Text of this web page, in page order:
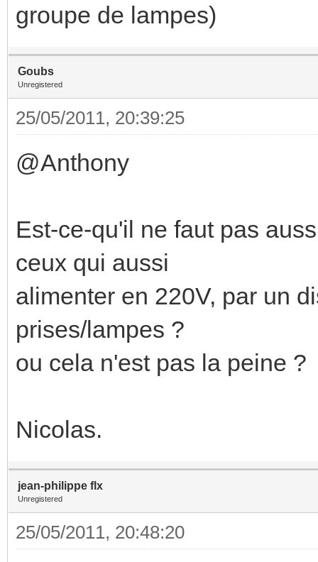
groupe de lampes)
Goubs
Unregistered
25/05/2011, 20:39:25
@Anthony
Est-ce-qu'il ne faut pas
ceux qui aussi
alimenter en 220V, par un
prises/lampes ?
ou cela n'est pas la peine ?
Nicolas.
jean-philippe flx
Unregistered
25/05/2011, 20:48:20